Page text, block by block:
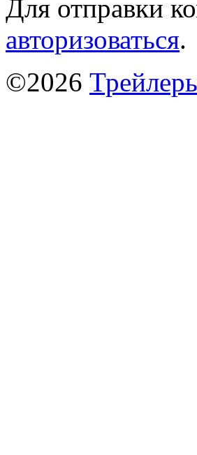
Для отправки
авторизоваться.
©2026